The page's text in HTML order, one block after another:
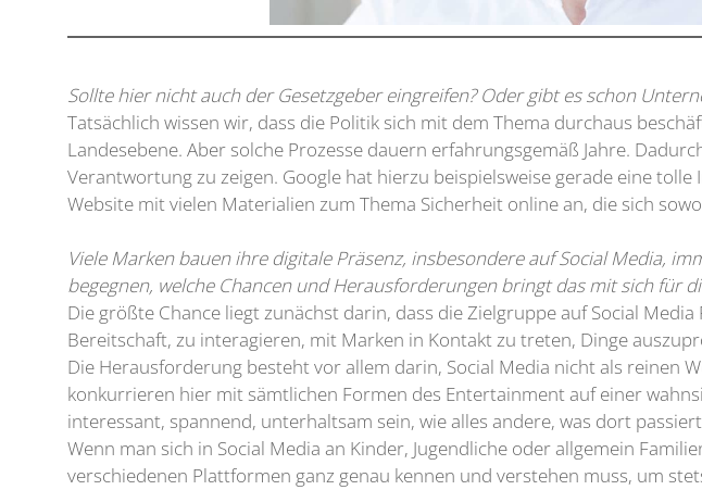
Sollte hier nicht auch der Gesetzgeber eingreifen? Oder gibt es schon
Tatsächlich wissen wir, dass die Politik sich mit dem Thema durchaus
Landesebene. Aber solche Prozesse dauern erfahrungsgemäß Jahre.
Verantwortung zu zeigen. Google hat hierzu beispielsweise gerade eine
Website mit vielen Materialien zum Thema Sicherheit online an, die sich
Viele Marken bauen ihre digitale Präsenz, insbesondere auf Social Media,
begegnen, welche Chancen und Herausforderungen bringt das mit sich für
Die größte Chance liegt zunächst darin, dass die Zielgruppe auf Social
Bereitschaft, zu interagieren, mit Marken in Kontakt zu treten, Dinge
Die Herausforderung besteht vor allem darin, Social Media nicht als reinen
konkurrieren hier mit sämtlichen Formen des Entertainment auf einer
interessant, spannend, unterhaltsam sein, wie alles andere, was dort
Wenn man sich in Social Media an Kinder, Jugendliche oder allgemein
verschiedenen Plattformen ganz genau kennen und verstehen muss, um